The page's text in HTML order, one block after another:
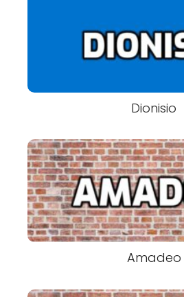
Dionisio
Amadeo